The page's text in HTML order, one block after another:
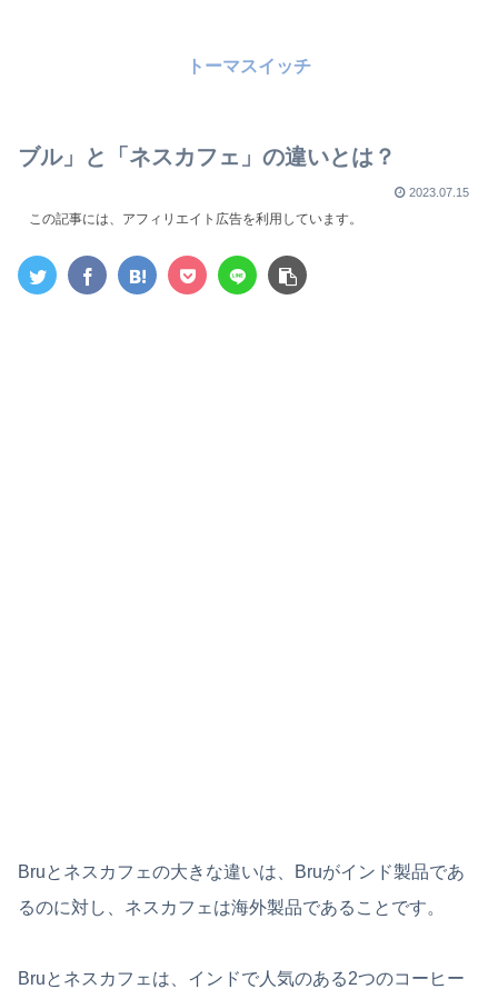
トーマスイッチ
ブル」と「ネスカフェ」の違いとは？
2023.07.15
この記事には、アフィリエイト広告を利用しています。
Bruとネスカフェの大きな違いは、Bruがインド製品であ
るのに対し、ネスカフェは海外製品であることです。
Bruとネスカフェは、インドで人気のある2つのコーヒー